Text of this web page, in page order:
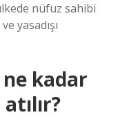
nüfuz sahibi
yasadışı
kadar